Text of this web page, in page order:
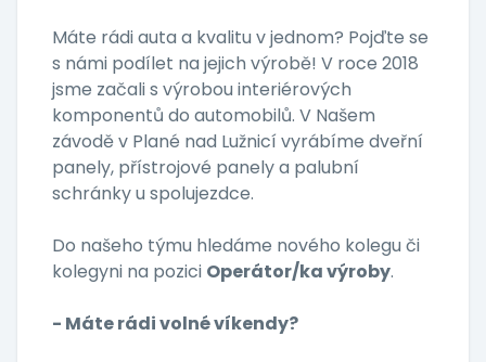
Máte rádi auta a kvalitu v jednom? Pojďte se
s námi podílet na jejich výrobě! V roce 2018
jsme začali s výrobou interiérových
komponentů do automobilů. V Našem
závodě v Plané nad Lužnicí vyrábíme dveřní
panely, přístrojové panely a palubní
schránky u spolujezdce.
Do našeho týmu hledáme nového kolegu či
kolegyni na pozici Operátor/ka výroby.
- Máte rádi volné víkendy?